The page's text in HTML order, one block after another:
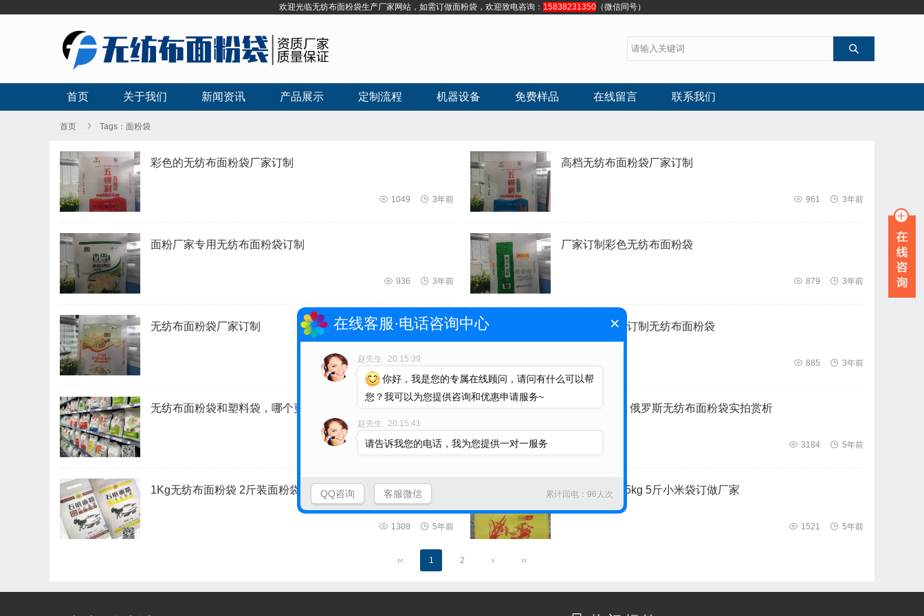
欢迎光临无纺布面粉袋生产厂家网站，如需订做面粉袋，欢迎致电咨询： 15838231350（微信同号）

首页 关于我们 新闻资讯 产品展示 定制流程 机器设备 免费样品 在线留言 联系我们
首页  Tags：面粉袋
彩色的无纺布面粉袋厂家订制
 1049  3年前
高档无纺布面粉袋厂家订制
 961  3年前
面粉厂家专用无纺布面粉袋订制
 936  3年前
厂家订制彩色无纺布面粉袋
 879  3年前
无纺布面粉袋厂家订制
 927
欢迎面粉袋厂订制无纺布面粉袋
 885  3年前
无纺布面粉袋和塑料袋，哪个更适合装面粉？
 1099  4年前
俄罗斯面粉袋 俄罗斯无纺布面粉袋实拍赏析
 3184  5年前
1Kg无纺布面粉袋 2斤装面粉袋 小包装面粉袋订做
 1308  5年前
丝印小米袋2.5kg 5斤小米袋订做厂家
 1521  5年前
‹‹ 1 2 › ››
在线客服·电话咨询中心 ×
你好，我是您的专属在线顾问，请问有什么可以帮
您？我可以为您提供咨询和优惠申请服务~
请告诉我您的电话，我为您提供一对一服务
QQ咨询 客服微信